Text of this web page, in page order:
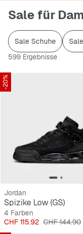
Sale für
Sale Schuhe
599 Ergebnisse
-20%
Jordan
Spizike Low (GS)
4 Farben
Preis
CHF 115.92 Originalpreis
CHF 144.90